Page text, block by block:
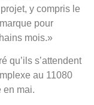
y compris le
pour
mois.»
qu’ils s’attendent
au 11080
en mai.